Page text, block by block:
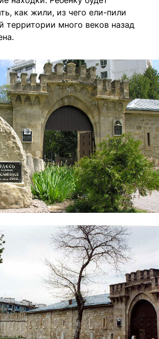
как жили, из чего ели-пили
территории много веков назад